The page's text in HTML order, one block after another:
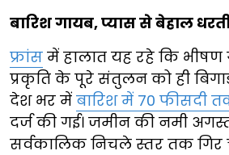
बारिश गायब, प्यास से बेहाल
फ्रांस में हालात यह रहे कि
प्रकृति के पूरे संतुलन को ही
देश भर में बारिश में 70 फीसदी
दर्ज की गई। जमीन की नमी
सर्वकालिक निचले स्तर तक गिर